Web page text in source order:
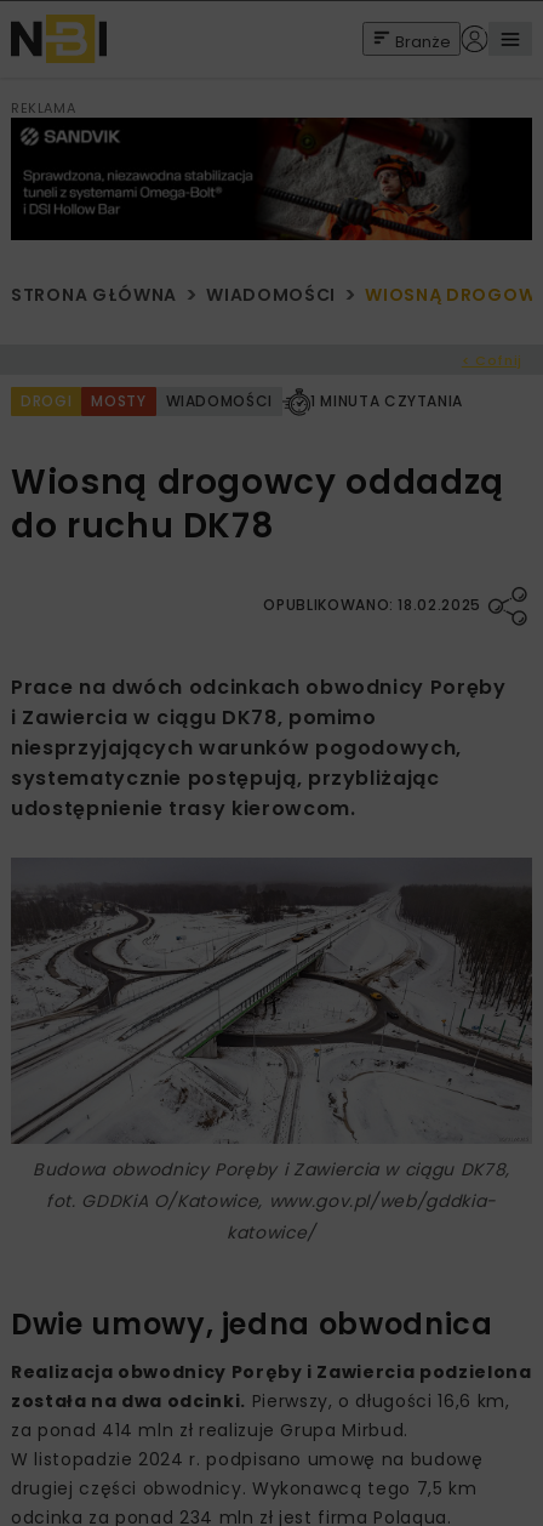
Branże
REKLAMA
STRONA GŁÓWNA WIADOMOŚCI WIOSNĄ
< Cofnij
DROGI MOSTY WIADOMOŚCI 1 MINUTA CZYTANIA
Wiosną drogowcy oddadzą
do ruchu DK78
OPUBLIKOWANO: 18.02.2025
Prace na dwóch odcinkach obwodnicy Poręby
i Zawiercia w ciągu DK78, pomimo
niesprzyjających warunków pogodowych,
systematycznie postępują, przybliżając
udostępnienie trasy kierowcom.
Budowa obwodnicy Poręby i Zawiercia w ciągu DK78,
fot. GDDKiA O/Katowice, www.gov.pl/web/gddkia-
katowice/
Dwie umowy, jedna obwodnica
Realizacja obwodnicy Poręby i Zawiercia podzielona
została na dwa odcinki. Pierwszy, o długości 16,6 km,
za ponad 414 mln zł realizuje Grupa Mirbud.
W listopadzie 2024 r. podpisano umowę na budowę
drugiej części obwodnicy. Wykonawcą tego 7,5 km
odcinka za ponad 234 mln zł jest firma Polaqua.